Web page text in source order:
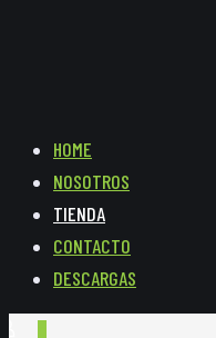
HOME
NOSOTROS
TIENDA
CONTACTO
DESCARGAS